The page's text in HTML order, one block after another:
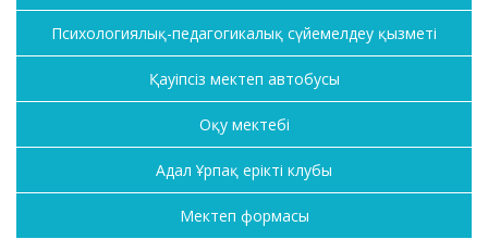
Психологиялық-педагогикалық сүйемелдеу қызметі
Қауіпсіз мектеп автобусы
Оқу мектебі
Адал Ұрпақ ерікті клубы
Мектеп формасы